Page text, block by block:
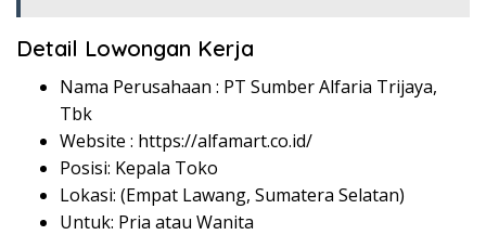
Detail Lowongan Kerja
Nama Perusahaan : PT Sumber Alfaria Trijaya,
Tbk
Website : https://alfamart.co.id/
Posisi: Kepala Toko
Lokasi: (Empat Lawang, Sumatera Selatan)
Untuk: Pria atau Wanita